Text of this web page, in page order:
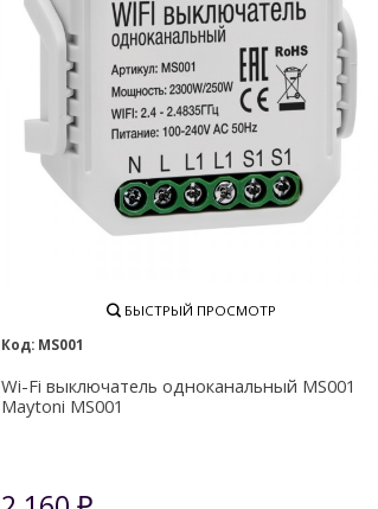
БЫСТРЫЙ ПРОСМОТР
MS001
Wi-Fi выключатель одноканальный MS001
Maytoni MS001